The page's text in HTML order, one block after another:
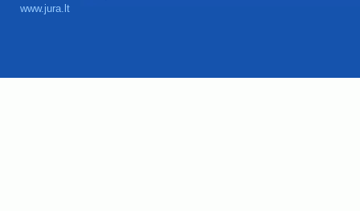
www.jura.lt